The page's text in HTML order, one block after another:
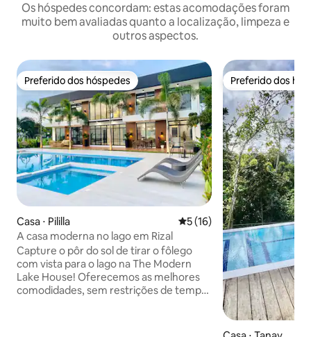
Os hóspedes concordam: estas acomodações foram
muito bem avaliadas quanto a localização, limpeza e
outros aspectos.
Preferido dos hóspedes
Preferido dos hóspedes
Casa ⋅ Pililla 5 de uma avaliação média
5 (16)
A casa moderna no lago em Rizal
Capture o pôr do sol de tirar o fôlego
com vista para o lago na The Modern
Lake House! Oferecemos as melhores
comodidades, sem restrições de tempo
Preferido dos
Preferido dos